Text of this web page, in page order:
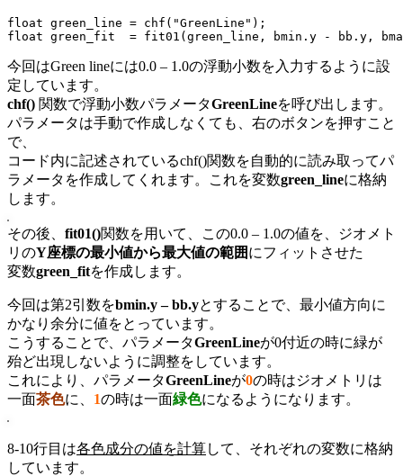
float green_line = chf("GreenLine");
float green_fit  = fit01(green_line, bmin.y - bb.y,
今回はGreen lineには0.0 – 1.0の浮動小数を入力するように設
定しています。
chf() 関数で浮動小数パラメータGreenLineを呼び出します。
パラメータは手動で作成しなくても、右のボタンを押すこと
で、
コード内に記述されているchf()関数を自動的に読み取ってパ
ラメータを作成してくれます。これを変数green_lineに格納
します。
その後、 fit01()関数を用いて、この0.0 – 1.0の値を、ジオメト
リのY座標の最小値から最大値の範囲にフィットさせた
変数green_fitを作成します。
今回は第2引数をbmin.y – bb.yとすることで、最小値方向に
かなり余分に値をとっています。
こうすることで、パラメータGreenLineが0付近の時に緑が
殆ど出現しないように調整をしています。
これにより、パラメータGreenLineが0の時はジオメトリは
一面茶色に、 1の時は一面緑色になるようになります。
8-10行目は各色成分の値を計算して、それぞれの変数に格納
しています。